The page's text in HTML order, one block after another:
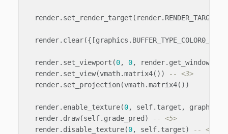
render. set_render_target ( render.
render. clear({[graphics . BUFFER_TYPE_COLOR0_BIT
render. set_viewport (0, 0, render.
render. set_view(vmath.matrix4())
-- <3>
render. set_projection(vmath.matrix4())
render. enable_texture(0, self. target , graphics
render. draw(self. grade_pred )
-- <5>
render. disable_texture(0, self. target)
-- <6>